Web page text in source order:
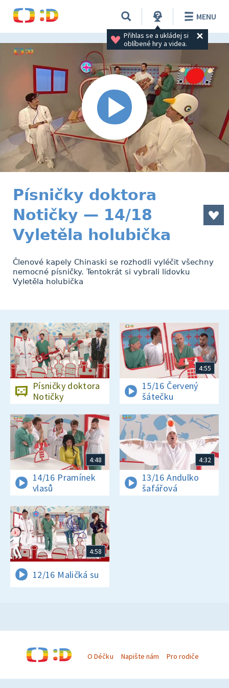
Přihlas se a ukládej si
oblíbené hry a videa.
MENU
Písničky doktora
Notičky — 14/18
Vyletěla holubička
Členové kapely Chinaski se rozhodli vyléčit všechny
nemocné písničky. Tentokrát si vybrali lidovku
Vyletěla holubička
Písničky doktora
Notičky
4:55
15/16 Červený
šátečku
4:48
14/16 Pramínek
vlasů
4:32
13/16 Andulko
šafářová
4:58
12/16 Maličká su
O Déčku Napište nám Pro rodiče